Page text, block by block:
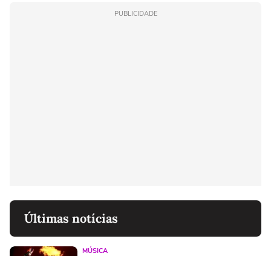
PUBLICIDADE
Últimas notícias
MÚSICA